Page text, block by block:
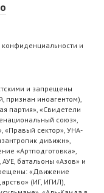
конфиденциальности и
и запрещены
признан иноагентом),
партия», «Свидетели
союз»,
«Правый сектор», УНА-
дивижн»,
«Артподготовка»,
батальоны «Азов» и
«Движение
(ИГ, ИГИЛ),